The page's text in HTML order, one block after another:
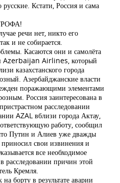
Кстати, Россия и сама
речи нет, никто его
и не собирается.
Касаются они и самолёта
Azerbaijan Airlines, который
казахстанского города
Азербайджанские власти
поражающими элементами
Россия заинтересована в
расследовании
AZAL вблизи города Актау,
работу, сообщил
Путин и Алиев уже дважды
свои извинения и
все необходимое
расследовании причин этой
Кремля.
борту в результате аварии